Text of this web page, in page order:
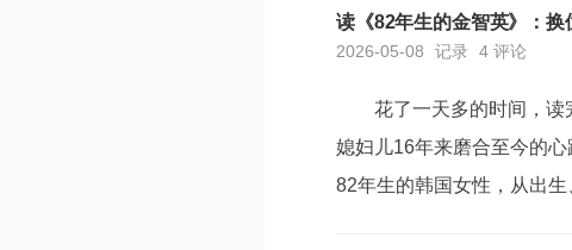
时候，上计算机课，别的男
读《82年生的金智英》：换
2026-05-08 记录 4 评论
花了一天多的时间，
媳妇儿16年来磨合至今的
82年生的韩国女性，从出